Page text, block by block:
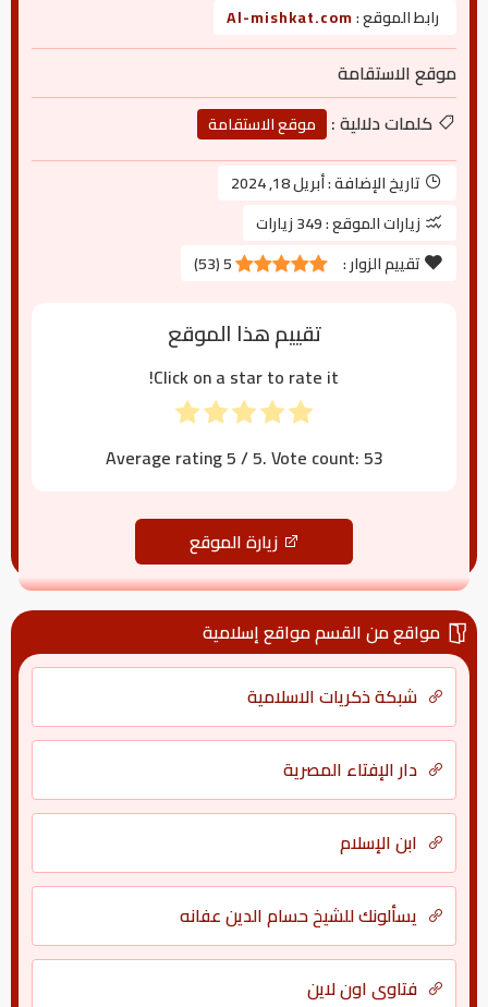
رابط الموقع :Al-mishkat.com
موقع الاستقامة
كلمات دلالية :
موقع الاستقامة
تاريخ الإضافة :أبريل 18, 2024
زيارات الموقع :349 زيارات
تقييم الزوار :
5
(
53
)
تقييم هذا الموقع
Click on a star to rate it!
Average rating5/ 5. Vote count:53
زيارة الموقع
مواقع من القسم مواقع إسلامية
شبكة ذكريات الاسلامية
دار الإفتاء المصرية
ابن الإسلام
يسألونك للشيخ حسام الدين عفانه
فتاوى اون لاين